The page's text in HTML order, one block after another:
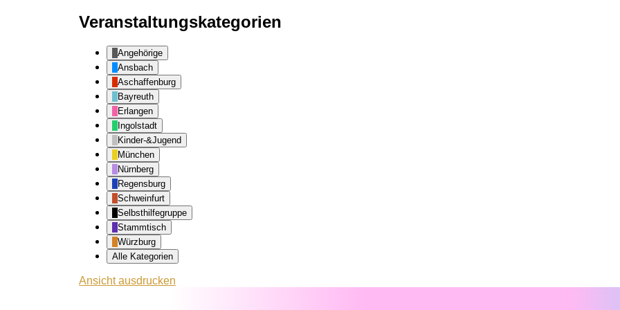
Veranstaltungskategorien
Angehörige
Ansbach
Aschaffenburg
Bayreuth
Erlangen
Ingolstadt
Kinder-&Jugend
München
Nürnberg
Regensburg
Schweinfurt
Selbsthilfegruppe
Stammtisch
Würzburg
Alle Kategorien
Ansichtausdrucken